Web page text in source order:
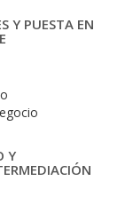
Y PUESTA EN
Y